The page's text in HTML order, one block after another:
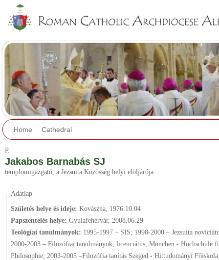
Home Cathedral
P.
Jakabos Barnabás SJ
templomigazgató, a Jezsuita Közösség helyi elöljárója
Adatlap
Születés helye és ideje: Kovászna, 1976.10.04
Papszentelés helye: Gyulafehérvár, 2008.06.29
Teológiai tanulmányok: 1995-1997 – SIS; 1998-2000 – Jezsuita noviciátus, Szeged;
2000-2003 – Filozófiai tanulmányok, licenciátus, München - Hochschule
Philosophie; 2003-2005 –Filozófia tanítás Szeged - Hittudományi